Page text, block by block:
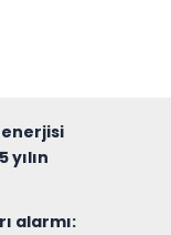
yılın
alarmı: